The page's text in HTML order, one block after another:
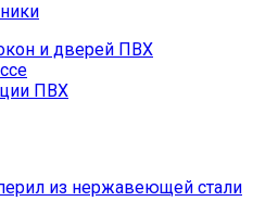
и дверей ПВХ
ПВХ
из нержавеющей стали